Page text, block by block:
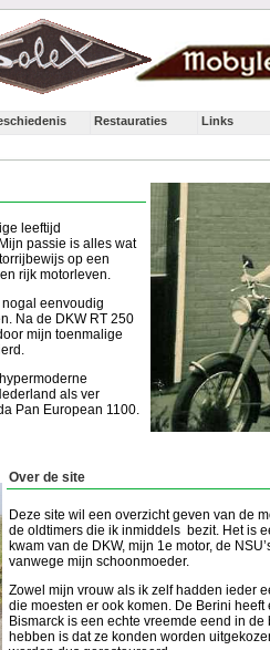
leeftijd
passie is alles wat
op een
rijk motorleven.
nogal eenvoudig
Na de DKW RT 250
mijn toenmalige
als ver
Pan European 1100.
Over de site
Deze site wil een overzicht geven van de
de oldtimers die ik inmiddels bezit. Het is
kwam van de DKW, mijn 1e motor, de
vanwege mijn schoonmoeder.
Zowel mijn vrouw als ik zelf hadden ieder
die moesten er ook komen. De Berini
Bismarck is een echte vreemde eend in
hebben is dat ze konden worden
Restauraties Links